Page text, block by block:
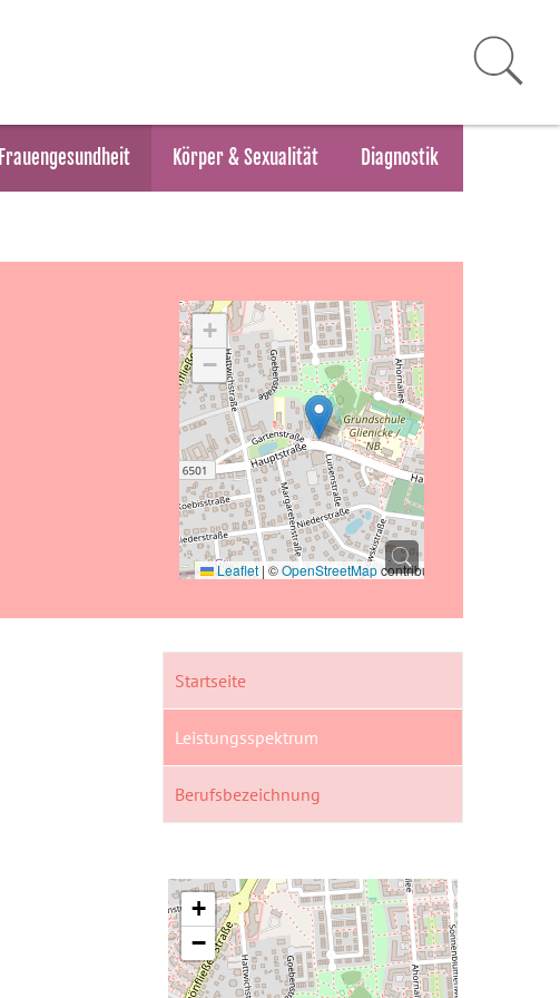
Frauengesundheit Körper & Sexualität Diagnostik
+
−
Leaflet | ©OpenStreetMapcontributors
Startseite
Leistungsspektrum
Berufsbezeichnung
+
−